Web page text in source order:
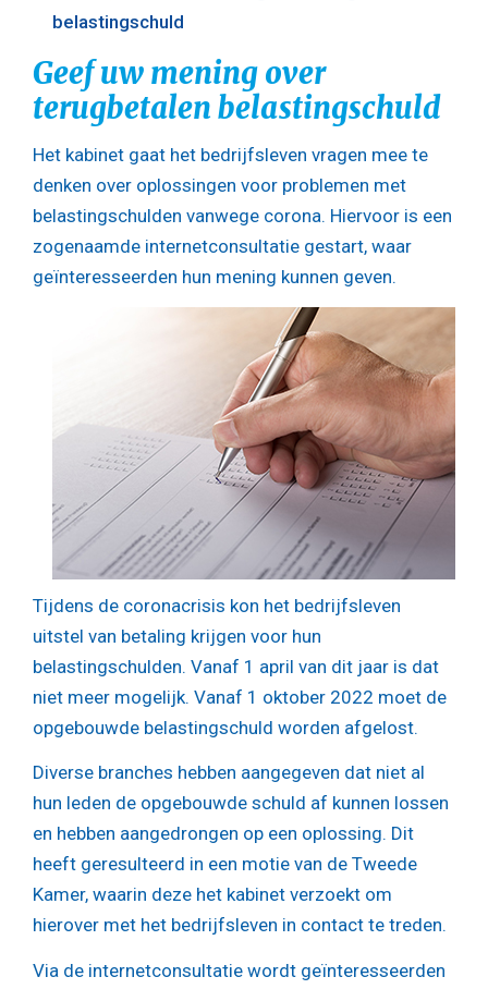
belastingschuld
Geef uw mening over
terugbetalen belastingschuld
Het kabinet gaat het bedrijfsleven vragen mee te
denken over oplossingen voor problemen met
belastingschulden vanwege corona. Hiervoor is een
zogenaamde internetconsultatie gestart, waar
geïnteresseerden hun mening kunnen geven.
Tijdens de coronacrisis kon het bedrijfsleven
uitstel van betaling krijgen voor hun
belastingschulden. Vanaf 1 april van dit jaar is dat
niet meer mogelijk. Vanaf 1 oktober 2022 moet de
opgebouwde belastingschuld worden afgelost.
Diverse branches hebben aangegeven dat niet al
hun leden de opgebouwde schuld af kunnen lossen
en hebben aangedrongen op een oplossing. Dit
heeft geresulteerd in een motie van de Tweede
Kamer, waarin deze het kabinet verzoekt om
hierover met het bedrijfsleven in contact te treden.
Via de internetconsultatie wordt geïnteresseerden